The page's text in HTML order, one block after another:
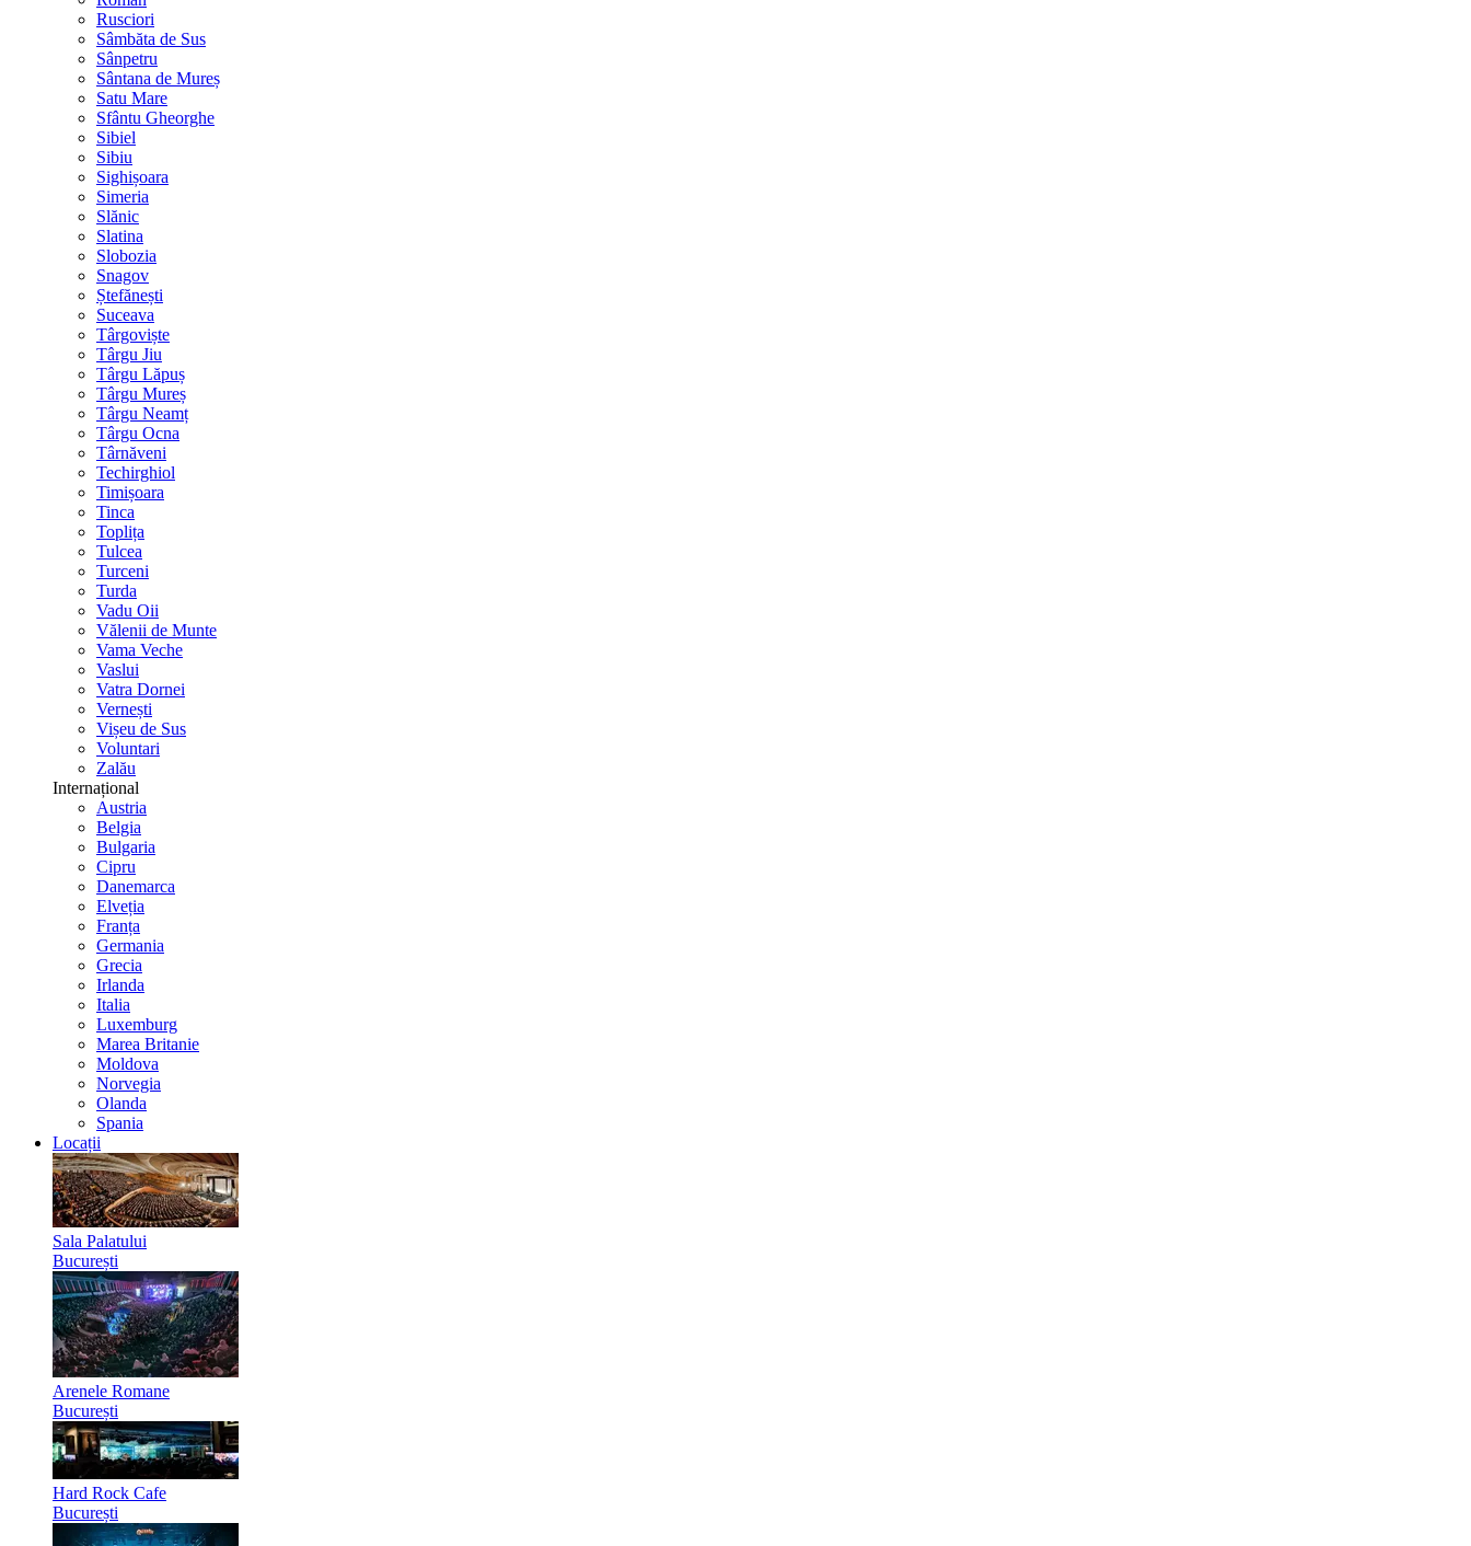
Rusciori
Sâmbăta de Sus
Sânpetru
Sântana de Mureș
Satu Mare
Sfântu Gheorghe
Sibiel
Sibiu
Sighișoara
Simeria
Slănic
Slatina
Slobozia
Snagov
Ștefănești
Suceava
Târgoviște
Târgu Jiu
Târgu Lăpuș
Târgu Mureș
Târgu Neamț
Târgu Ocna
Târnăveni
Techirghiol
Timișoara
Tinca
Toplița
Tulcea
Turceni
Turda
Vadu Oii
Vălenii de Munte
Vama Veche
Vaslui
Vatra Dornei
Vernești
Vișeu de Sus
Voluntari
Zalău
Internațional
Austria
Belgia
Bulgaria
Cipru
Danemarca
Elveția
Franța
Germania
Grecia
Irlanda
Italia
Luxemburg
Marea Britanie
Moldova
Norvegia
Olanda
Spania
Locații
Sala Palatului
București
Arenele Romane
București
Hard Rock Cafe
București